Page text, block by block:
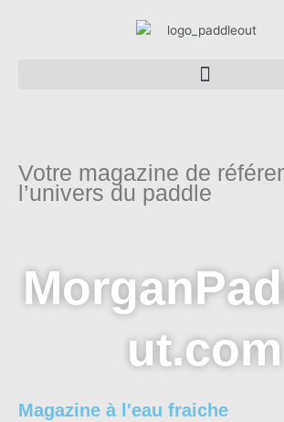
Votre magazine de
l’univers du paddle
ut.com
Magazine à l'eau fraiche